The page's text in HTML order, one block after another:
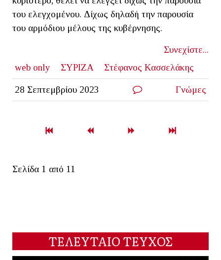
του ελεγχομένου. Δίχως δηλαδή την παρουσία
του αρμόδιου μέλους της κυβέρνησης.
Συνεχίστε...
web only
ΣΥΡΙΖΑ Στέφανος Κασσελάκης
28 Σεπτεμβρίου 2023 Γνώμες
Σελίδα 1 από 11
ΤΕΛΕΥΤΑΙΟ ΤΕΥΧΟΣ